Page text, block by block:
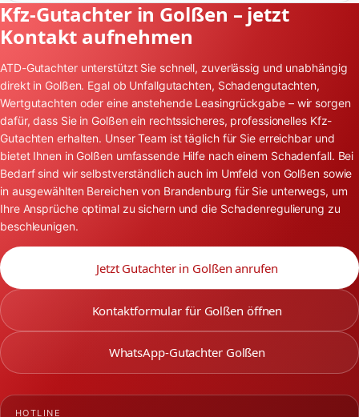
Kfz-Gutachter in Golßen – jetzt
Kontakt aufnehmen
ATD-Gutachter unterstützt Sie schnell, zuverlässig und unabhängig
direkt in Golßen. Egal ob Unfallgutachten, Schadengutachten,
Wertgutachten oder eine anstehende Leasingrückgabe – wir sorgen
dafür, dass Sie in Golßen ein rechtssicheres, professionelles Kfz-
Gutachten erhalten. Unser Team ist täglich für Sie erreichbar und
bietet Ihnen in Golßen umfassende Hilfe nach einem Schadenfall. Bei
Bedarf sind wir selbstverständlich auch im Umfeld von Golßen sowie
in ausgewählten Bereichen von Brandenburg für Sie unterwegs, um
Ihre Ansprüche optimal zu sichern und die Schadenregulierung zu
beschleunigen.
Jetzt Gutachter in Golßen anrufen
Kontaktformular für Golßen öffnen
WhatsApp-Gutachter Golßen
HOTLINE